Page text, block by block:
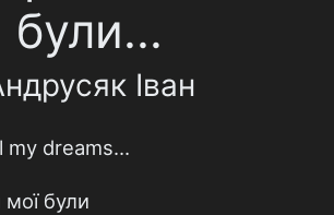
були...
Іван
my dreams…
були